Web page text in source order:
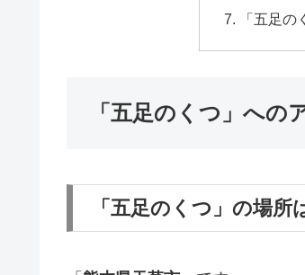
「五足
「五足のくつ」への
「五足のくつ」の場所